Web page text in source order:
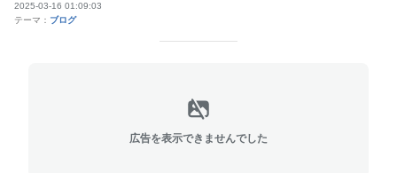
2025-03-16 01:09:03
テーマ： ブログ
広告を表示できませんでした